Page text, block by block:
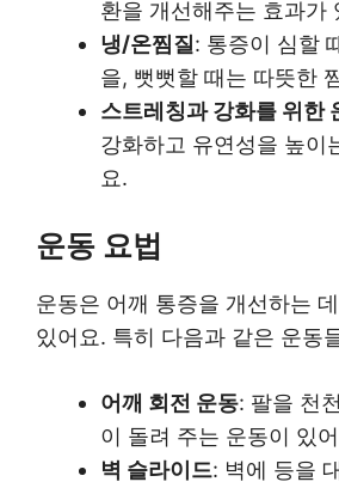
환을 개선해주는 효과가
냉/온찜질 : 통증이 심할
을, 뻣뻣할 때는 따뜻한
스트레칭과 강화를 위한
강화하고 유연성을 높이
요.
운동 요법
운동은 어깨 통증을 개선하는
있어요. 특히 다음과 같은 운동
어깨 회전 운동: 팔을 천
이 돌려 주는 운동이 있
벽 슬라이드: 벽에 등을